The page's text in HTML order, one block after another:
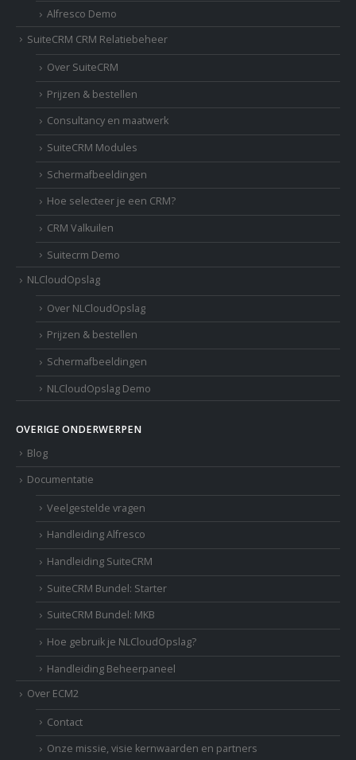
Alfresco Demo
SuiteCRM CRM Relatiebeheer
Over SuiteCRM
Prijzen & bestellen
Consultancy en maatwerk
SuiteCRM Modules
Schermafbeeldingen
Hoe selecteer je een CRM?
CRM Valkuilen
Suitecrm Demo
NLCloudOpslag
Over NLCloudOpslag
Prijzen & bestellen
Schermafbeeldingen
NLCloudOpslag Demo
OVERIGE ONDERWERPEN
Blog
Documentatie
Veelgestelde vragen
Handleiding Alfresco
Handleiding SuiteCRM
SuiteCRM Bundel: Starter
SuiteCRM Bundel: MKB
Hoe gebruik je NLCloudOpslag?
Handleiding Beheerpaneel
Over ECM2
Contact
Onze missie, visie kernwaarden en partners